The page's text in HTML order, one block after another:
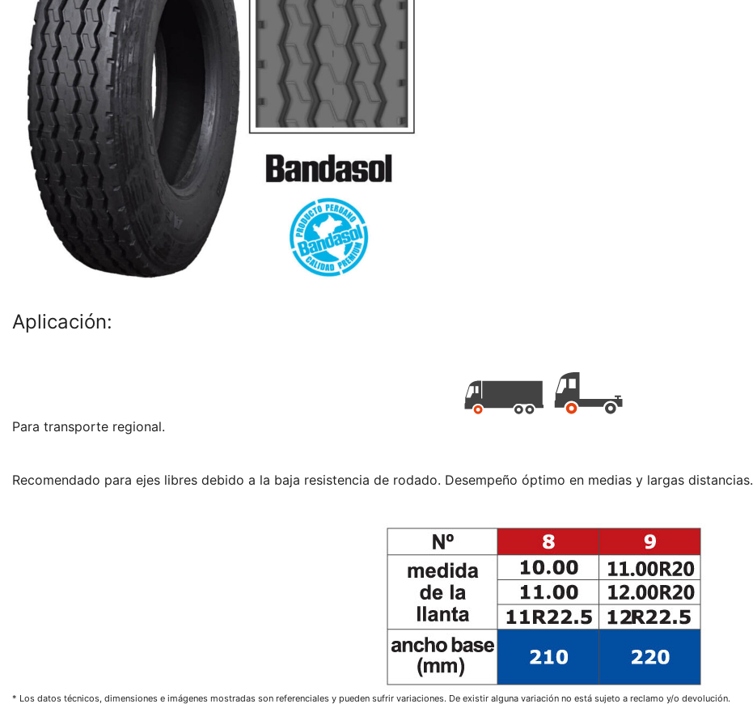
Aplicación:
Para transporte regional.
Recomendado para ejes libres debido a la baja resistencia de rodado. Desempeño óptimo en medias y largas distancias.
* Los datos técnicos, dimensiones e imágenes mostradas son referenciales y pueden sufrir variaciones. De existir alguna variación no está sujeto a reclamo y/o devolución.